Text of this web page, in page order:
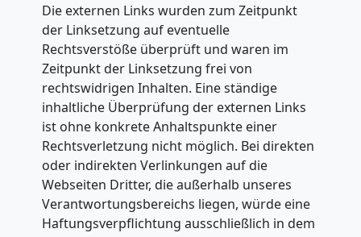
Die externen Links wurden zum Zeitpunkt
der Linksetzung auf eventuelle
Rechtsverstöße überprüft und waren im
Zeitpunkt der Linksetzung frei von
rechtswidrigen Inhalten. Eine ständige
inhaltliche Überprüfung der externen Links
ist ohne konkrete Anhaltspunkte einer
Rechtsverletzung nicht möglich. Bei direkten
oder indirekten Verlinkungen auf die
Webseiten Dritter, die außerhalb unseres
Verantwortungsbereichs liegen, würde eine
Haftungsverpflichtung ausschließlich in dem
Dornbirn
Umzug
Mann